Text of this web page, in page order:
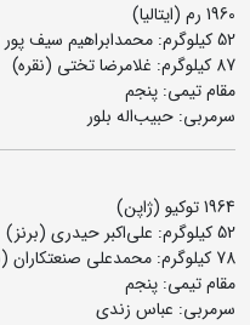
1960 رم (ایتالیا)
52 کیلوگرم: محمدابراهیم سیف پور (برنز)
87 کیلوگرم: غلامرضا تختی (نقره)
مقام تیمی: پنجم
سرمربی: حبیب‌اله بلور
1964 توکیو (ژاپن)
52 کیلوگرم: علی‌اکبر حیدری (برنز)
78 کیلوگرم: محمدعلی صنعتکاران (برنز)
مقام تیمی: پنجم
سرمربی: عباس زندی